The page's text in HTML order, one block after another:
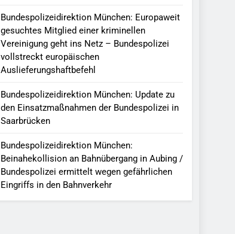
Bundespolizeidirektion München: Europaweit
gesuchtes Mitglied einer kriminellen
Vereinigung geht ins Netz – Bundespolizei
vollstreckt europäischen
Auslieferungshaftbefehl
Bundespolizeidirektion München: Update zu
den Einsatzmaßnahmen der Bundespolizei in
Saarbrücken
Bundespolizeidirektion München:
Beinahekollision an Bahnübergang in Aubing /
Bundespolizei ermittelt wegen gefährlichen
Eingriffs in den Bahnverkehr